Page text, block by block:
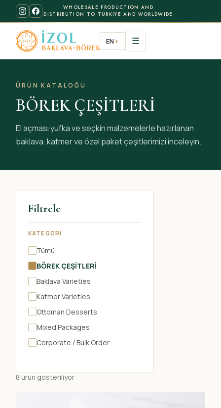
WHOLESALE PRODUCTION AND
DISTRIBUTION TO TÜRKIYE AND WORLDWIDE
EN ▼ ☰
ÜRÜN KATALOĞU
BÖREK ÇEŞİTLERİ
El açması yufka ve seçkin malzemelerle hazırlanan
baklava, katmer ve özel paket çeşitlerimizi inceleyin.
Filtrele
KATEGORI
Tümü
BÖREK ÇEŞİTLERİ
Baklava Varieties
Katmer Varieties
Ottoman Desserts
Mixed Packages
Corporate / Bulk Order
8 ürün gösteriliyor